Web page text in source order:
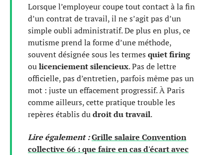
Lorsque l’employeur coupe tout contact à la fin
d’un contrat de travail, il ne s’agit pas d’un
simple oubli administratif. De plus en plus, ce
mutisme prend la forme d’une méthode,
souvent désignée sous les termes quiet firing
oulicenciement silencieux. Pas de lettre
officielle, pas d’entretien, parfois même pas un
mot : juste un effacement progressif. À Paris
comme ailleurs, cette pratique trouble les
repères établis dudroit du travail.
Lire également :Grille salaire Convention
collective 66 : que faire en cas d'écart avec